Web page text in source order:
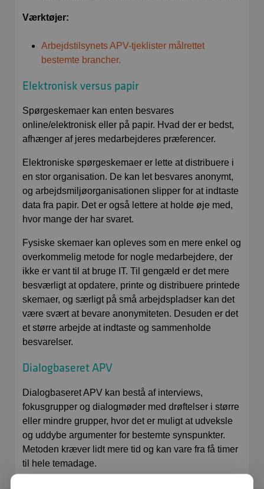
Værktøjer:
Arbejdstilsynets APV-tjeklister målrettet
bestemte brancher.
Elektronisk versus papir
Spørgeskemaer kan enten besvares
online/elektronisk eller på papir. Hvad der er bedst,
afhænger af jeres medarbejderes præferencer.
Elektroniske spørgeskemaer er lette at distribuere i
en stor organisation. De kan let besvares anonymt,
og arbejdsmiljøorganisationen slipper for at indtaste
data fra papir. Det er også lettere at holde øje med,
hvor mange der har svaret.
Fysiske skemaer kan opleves som en mere enkel og
overkommelig metode for nogle medarbejdere, der
ikke er vant til at bruge IT. Til gengæld er det mere
besværligt at opdatere, printe og distribuere printede
skemaer, og særligt på små arbejdspladser kan det
være svært at bevare anonymiteten. Desuden er det
et større arbejde at indtaste og sammenholde
besvarelser.
Dialogbaseret APV
Dialogbaseret APV kan bestå af interviews,
fokusgrupper og dialogmøder med drøftelser i større
eller mindre grupper, hvor det er muligt at udveksle
og uddybe argumenter for bestemte synspunkter.
Metoden kræver lidt mere tid og kan vare fra få timer
til hele temadage.